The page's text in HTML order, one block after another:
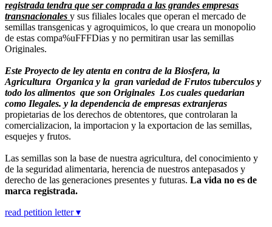
registrada tendra que ser comprada a las grandes empresas
transnacionales y sus filiales locales que operan el mercado de
semillas transgenicas y agroquimicos, lo que creara un monopolio
de estas compa%uFFFDias y no permitiran usar las semillas
Originales.
Este Proyecto de ley atenta en contra de la Biosfera, la
Agricultura Organica y la gran variedad de Frutos tuberculos y
todo los alimentos que son Originales Los cuales quedarian
como Ilegales. y la dependencia de empresas extranjeras
propietarias de los derechos de obtentores, que controlaran la
comercializacion, la importacion y la exportacion de las semillas,
esquejes y frutos.
Las semillas son la base de nuestra agricultura, del conocimiento y
de la seguridad alimentaria, herencia de nuestros antepasados y
derecho de las generaciones presentes y futuras. La vida no es de
marca registrada.
read petition letter ▾